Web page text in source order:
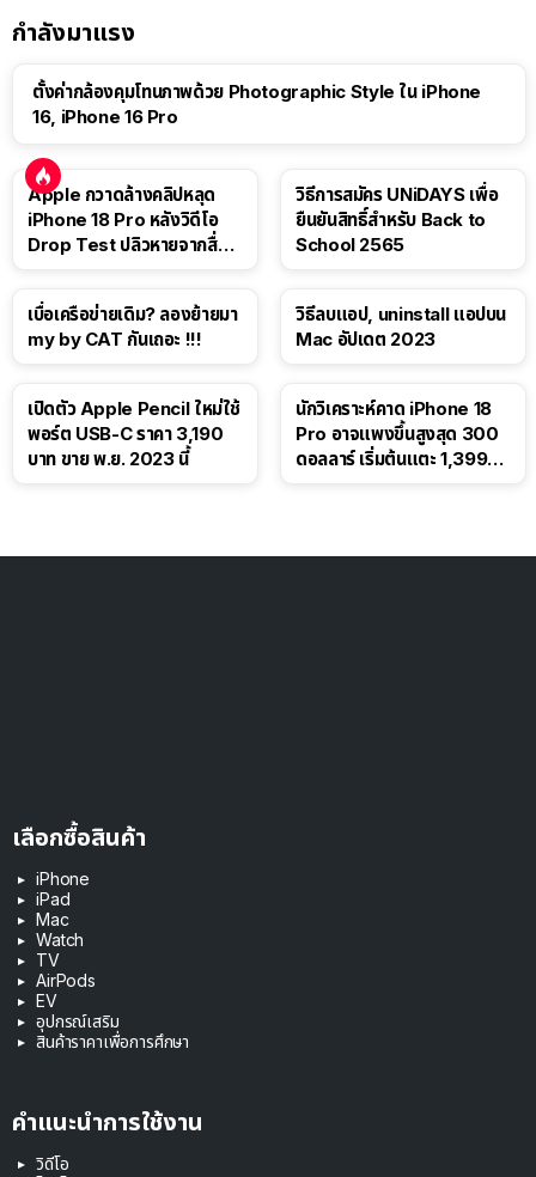
กำลังมาแรง
ตั้งค่ากล้องคุมโทนภาพด้วย Photographic Style ใน iPhone
16, iPhone 16 Pro
Apple กวาดล้างคลิปหลุด
iPhone 18 Pro หลังวิดีโอ
Drop Test ปลิวหายจากสื่อ
วิธีการสมัคร UNiDAYS เพื่อ
ยืนยันสิทธิ์สำหรับ Back to
School 2565
เบื่อเครือข่ายเดิม? ลองย้ายมา
my by CAT กันเถอะ !!!
วิธีลบแอป, uninstall แอปบน
Mac อัปเดต 2023
เปิดตัว Apple Pencil ใหม่ใช้
พอร์ต USB-C ราคา 3,190
บาท ขาย พ.ย. 2023 นี้
นักวิเคราะห์คาด iPhone 18
Pro อาจแพงขึ้นสูงสุด 300
ดอลลาร์ เริ่มต้นแตะ 1,399
เลือกซื้อสินค้า
iPhone
iPad
Mac
Watch
TV
AirPods
EV
อุปกรณ์เสริม
สินค้าราคาเพื่อการศึกษา
คำแนะนำการใช้งาน
วิดีโอ